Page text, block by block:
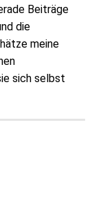
Beiträge
die
meine
sich selbst